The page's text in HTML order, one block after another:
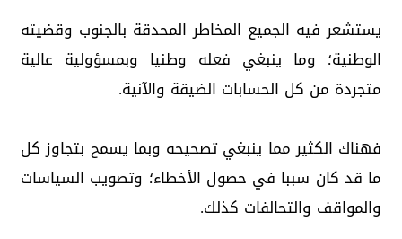
يستشعر فيه الجميع المخاطر المحدقة بالجنوب وقضيته
الوطنية؛ وما ينبغي فعله وطنيا وبمسؤولية عالية
متجردة من كل الحسابات الضيقة والآنية.
فهناك الكثير مما ينبغي تصحيحه وبما يسمح بتجاوز كل
ما قد كان سببا في حصول الأخطاء؛ وتصويب السياسات
والمواقف والتحالفات كذلك.